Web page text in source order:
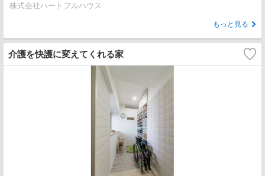
株式会社ハートフルハウス
もっと見る
介護を快護に変えてくれる家